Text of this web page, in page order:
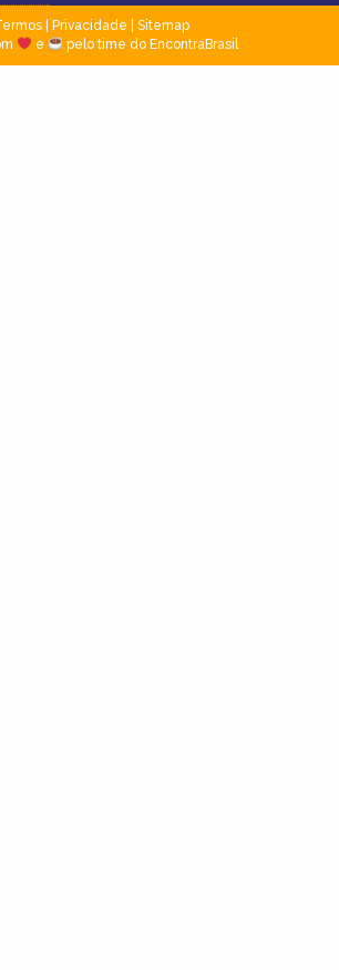
| Privacidade
Sitemap
e pelo time do EncontraBrasil